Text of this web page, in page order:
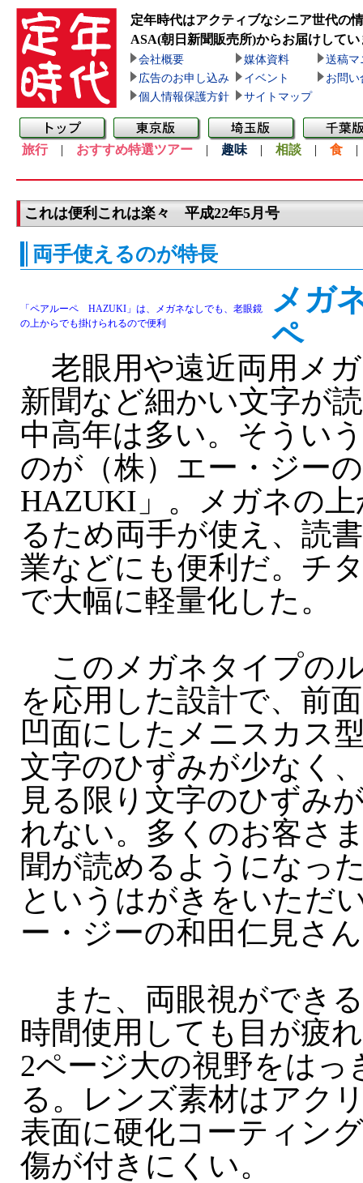
定年時代はアクティブなシニア世代の
ASA(朝日新聞販売所)からお届けしてい
会社概要 媒体資料
送稿マ
広告のお申し込み
イベント
お問い
個人情報保護方針
サイトマップ
旅行| おすすめ特選ツアー | 趣味 | 相談 | 食
これは便利これは楽々 平成22年5月号
両手使えるのが特長
「ペアルーペ HAZUKI」は、メガネなしでも、老眼鏡
の上からでも掛けられるので便利
メガ
ペ
老眼用や遠近両用メ
新聞など細かい文字が
中高年は多い。そうい
のが（株）エー・ジー
HAZUKI」。メガネの
るため両手が使え、読
業などにも便利だ。チ
で大幅に軽量化した。
このメガネタイプの
を応用した設計で、前
凹面にしたメニスカス
文字のひずみが少なく
見る限り文字のひずみ
れない。多くのお客さ
聞が読めるようになっ
というはがきをいただ
ー・ジーの和田仁見さ
また、両眼視ができ
時間使用しても目が疲
2ページ大の視野をはっ
る。レンズ素材はアク
表面に硬化コーティン
傷が付きにくい。